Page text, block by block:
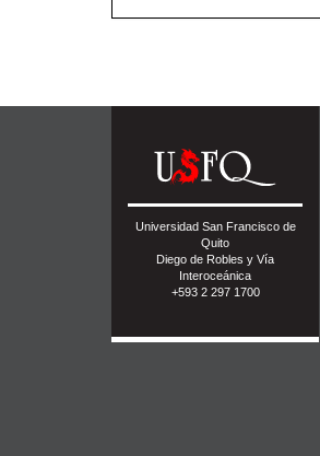
Universidad San Francisco de
Quito
Diego de Robles y Vía
Interoceánica
+593 2 297 1700